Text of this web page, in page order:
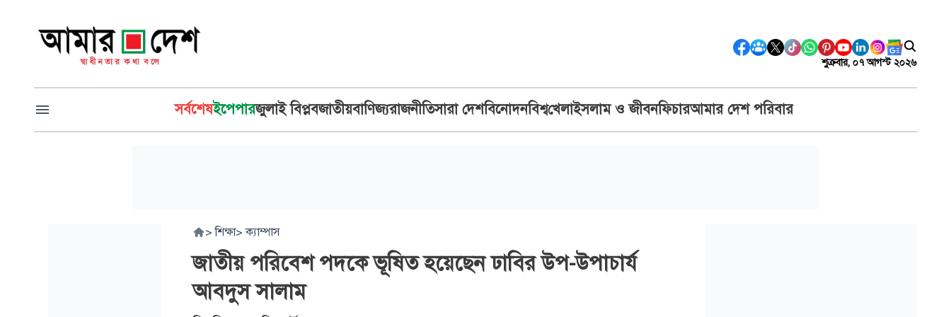
শুক্রবার, ০৭ আগস্ট ২০২৬
সর্বশেষইপেপারজুলাই বিপ্লবজাতীয়বাণিজ্যরাজনীতিসারা দেশবিনোদনবিশ্বখেলাইসলাম ও জীবনফিচারআমার দেশ পরিবার
> শিক্ষা> ক্যাম্পাস
জাতীয় পরিবেশ পদকে ভূষিত হয়েছেন ঢাবির উপ-উপাচার্য
আবদুস সালাম